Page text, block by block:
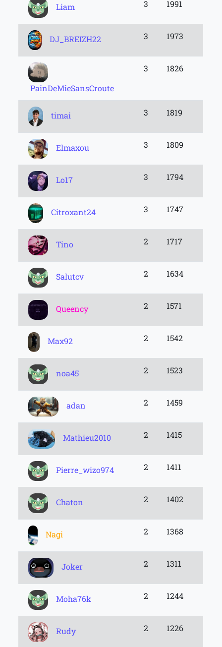
Liam 3 1991
DJ_BREIZH22 3 1973
PainDeMieSansCroute
3 1826
timai 3 1819
Elmaxou 3 1809
Lo17 3 1794
Citroxant24 3 1747
Tino 2 1717
Salutcv 2 1634
Queency 2 1571
Max92 2 1542
noa45 2 1523
adan 2 1459
Mathieu2010 2 1415
Pierre_wizo974 2 1411
Chaton 2 1402
Nagi 2 1368
Joker 2 1311
Moha76k 2 1244
Rudy 2 1226